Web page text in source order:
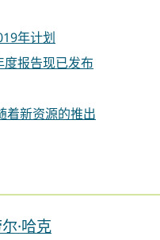
年计划
度报告现已发布
着新资源的推出
·哈克